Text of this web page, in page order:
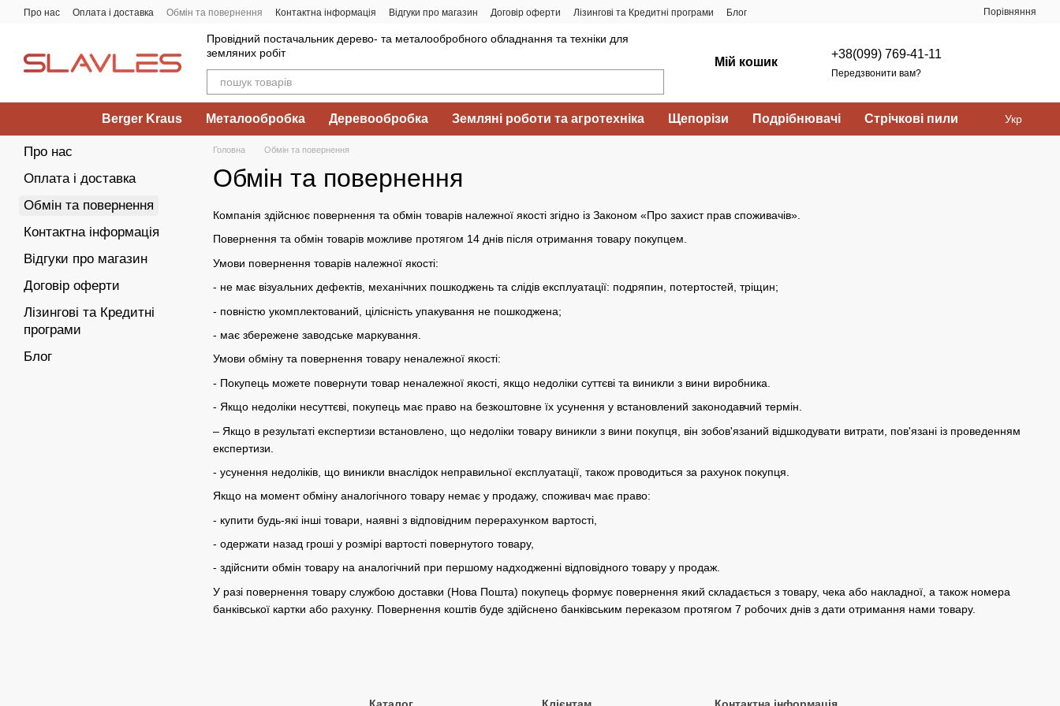
Перейти до основного контенту
Про нас Оплата і доставка Обмін та повернення Контактна інформація Відгуки про магазин Договір оферти Лізингові та Кредитні програми Блог Порівняння
Провідний постачальник дерево- та металообробного обладнання та техніки для
земляних робіт
Мій кошик
+38(099) 769-41-11
Передзвонити вам?
Berger Kraus Металообробка Деревообробка Земляні роботи та агротехніка Щепорізи Подрібнювачі Стрічкові пили Укр
Головна Обмін та повернення
Обмін та повернення
Компанія здійснює повернення та обмін товарів належної якості згідно із Законом «Про захист прав споживачів».
Повернення та обмін товарів можливе протягом 14 днів після отримання товару покупцем.
Умови повернення товарів належної якості:
- не має візуальних дефектів, механічних пошкоджень та слідів експлуатації: подряпин, потертостей, тріщин;
- повністю укомплектований, цілісність упакування не пошкоджена;
- має збережене заводське маркування.
Умови обміну та повернення товару неналежної якості:
- Покупець можете повернути товар неналежної якості, якщо недоліки суттєві та виникли з вини виробника.
- Якщо недоліки несуттєві, покупець має право на безкоштовне їх усунення у встановлений законодавчий термін.
– Якщо в результаті експертизи встановлено, що недоліки товару виникли з вини покупця, він зобов'язаний відшкодувати витрати, пов'язані із проведенням
експертизи.
- усунення недоліків, що виникли внаслідок неправильної експлуатації, також проводиться за рахунок покупця.
Якщо на момент обміну аналогічного товару немає у продажу, споживач має право:
- купити будь-які інші товари, наявні з відповідним перерахунком вартості,
- одержати назад гроші у розмірі вартості повернутого товару,
- здійснити обмін товару на аналогічний при першому надходженні відповідного товару у продаж.
У разі повернення товару службою доставки (Нова Пошта) покупець формує повернення який складається з товару, чека або накладної, а також номера
банківської картки або рахунку. Повернення коштів буде здійснено банківським переказом протягом 7 робочих днів з дати отримання нами товару.
Про нас
Оплата і доставка
Обмін та повернення
Контактна інформація
Відгуки про магазин
Договір оферти
Лізингові та Кредитні
програми
Блог